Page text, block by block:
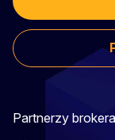
Partnerzy